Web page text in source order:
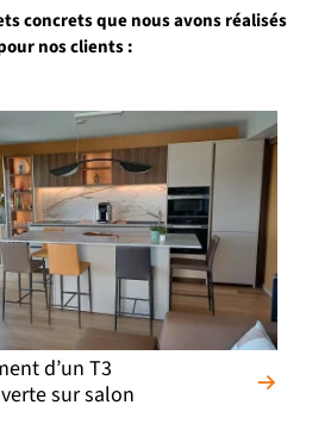
concrets que nous avons réalisés
nos clients :
d’un T3
sur salon